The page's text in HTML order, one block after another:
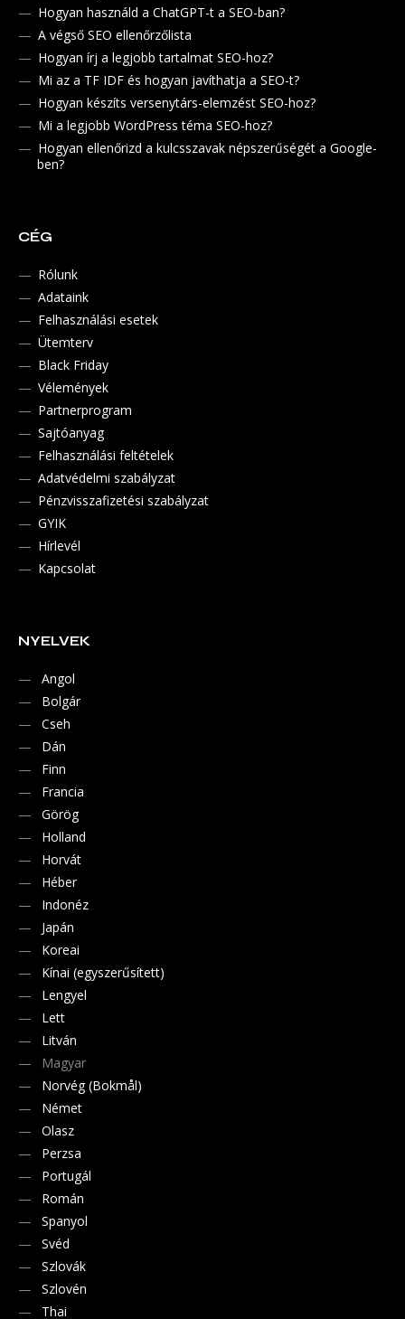
Hogyan használd a ChatGPT-t a SEO-ban?
A végső SEO ellenőrzőlista
Hogyan írj a legjobb tartalmat SEO-hoz?
Mi az a TF IDF és hogyan javíthatja a SEO-t?
Hogyan készíts versenytárs-elemzést SEO-hoz?
Mi a legjobb WordPress téma SEO-hoz?
Hogyan ellenőrizd a kulcsszavak népszerűségét a Google-
ben?
CÉG
Rólunk
Adataink
Felhasználási esetek
Ütemterv
Black Friday
Vélemények
Partnerprogram
Sajtóanyag
Felhasználási feltételek
Adatvédelmi szabályzat
Pénzvisszafizetési szabályzat
GYIK
Hírlevél
Kapcsolat
NYELVEK
Angol
Bolgár
Cseh
Dán
Finn
Francia
Görög
Holland
Horvát
Héber
Indonéz
Japán
Koreai
Kínai (egyszerűsített)
Lengyel
Lett
Litván
Magyar
Norvég (Bokmål)
Német
Olasz
Perzsa
Portugál
Román
Spanyol
Svéd
Szlovák
Szlovén
Thai